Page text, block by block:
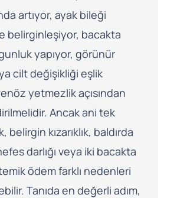
artıyor, ayak bileği
belirginleşiyor, bacakta
yapıyor, görünür
cilt değişikliği eşlik
yetmezlik açısından
Ancak ani tek
belirgin kızarıklık, baldırda
darlığı veya iki bacakta
ödem farklı nedenleri
Tanıda en değerli adım,